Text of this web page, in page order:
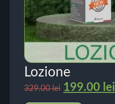
Lozione
329.00lei 199.00 lei